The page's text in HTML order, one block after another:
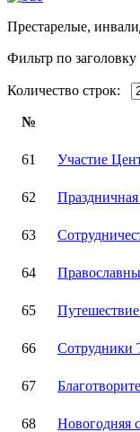
Престарелые,
Фильтр по заголовку
Количество строк:
№
61 Участие
62
63
64
65
66 Сотрудники
67
68 Новогодняя